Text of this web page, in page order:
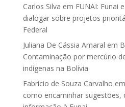
Carlos Silva em FUNAI: Funai
dialogar sobre projetos
Federal
Juliana De Cássia Amaral em
Contaminação por mercúrio
indígenas na Bolívia
Fabrício de Souza Carvalho em
como encaminhar sugestões,